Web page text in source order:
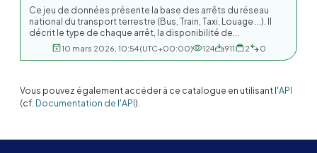
Ce jeu de données présente la base des arrêts du réseau
national du transport terrestre (Bus, Train, Taxi, Louage ...). Il
décrit le type de chaque arrêt, la disponibilité de...
10 mars 2026, 10:54 (UTC+00:00) 124 911 2 0
Vous pouvez également accéder à ce catalogue en utilisant l'API
(cf. Documentation de l'API).